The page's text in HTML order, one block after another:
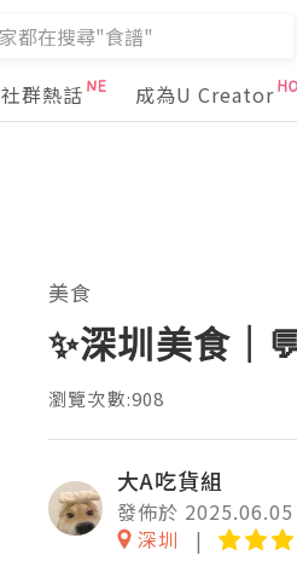
社群熱話 成為U Creator
美食
✨深圳美食｜
瀏覽次數:908
大A吃貨組
發佈於 2025.06.05
深圳